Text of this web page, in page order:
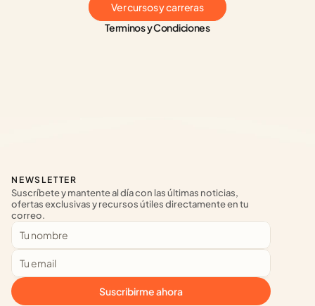
Ver cursos y carreras
Terminos y Condiciones
NEWSLETTER
Suscríbete y mantente al día con las últimas noticias,
ofertas exclusivas y recursos útiles directamente en tu
correo.
Suscribirme ahora